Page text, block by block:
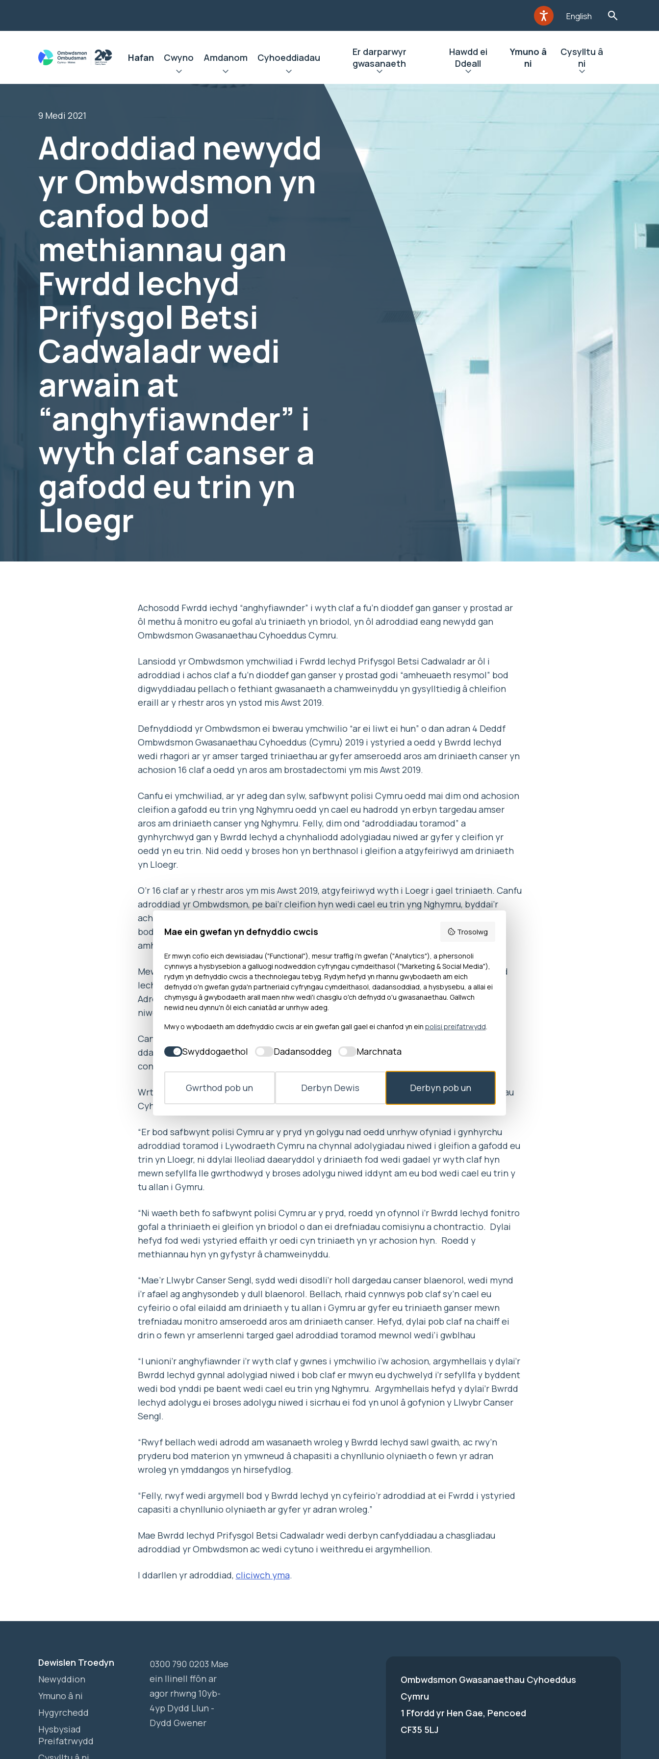
English
Hafan Cwyno Amdanom Cyhoeddiadau
Er darparwyr
gwasanaeth
Hawdd ei
Ddeall
Ymuno â
ni
Cysylltu â
ni
9 Medi 2021
Adroddiad newydd
yr Ombwdsmon yn
canfod bod
methiannau gan
Fwrdd Iechyd
Prifysgol Betsi
Cadwaladr wedi
arwain at
“anghyfiawnder” i
wyth claf canser a
gafodd eu trin yn
Lloegr
Achosodd Fwrdd iechyd “anghyfiawnder” i wyth claf a fu’n dioddef gan ganser y prostad ar
ôl methu â monitro eu gofal a’u triniaeth yn briodol, yn ôl adroddiad eang newydd gan
Ombwdsmon Gwasanaethau Cyhoeddus Cymru.
Lansiodd yr Ombwdsmon ymchwiliad i Fwrdd Iechyd Prifysgol Betsi Cadwaladr ar ôl i
adroddiad i achos claf a fu’n dioddef gan ganser y prostad godi “amheuaeth resymol” bod
digwyddiadau pellach o fethiant gwasanaeth a chamweinyddu yn gysylltiedig â chleifion
eraill ar y rhestr aros yn ystod mis Awst 2019.
Defnyddiodd yr Ombwdsmon ei bwerau ymchwilio “ar ei liwt ei hun” o dan adran 4 Deddf
Ombwdsmon Gwasanaethau Cyhoeddus (Cymru) 2019 i ystyried a oedd y Bwrdd Iechyd
wedi rhagori ar yr amser targed triniaethau ar gyfer amseroedd aros am driniaeth canser yn
achosion 16 claf a oedd yn aros am brostadectomi ym mis Awst 2019.
Canfu ei ymchwiliad, ar yr adeg dan sylw, safbwynt polisi Cymru oedd mai dim ond achosion
cleifion a gafodd eu trin yng Nghymru oedd yn cael eu hadrodd yn erbyn targedau amser
aros am driniaeth canser yng Nghymru. Felly, dim ond “adroddiadau toramod” a
gynhyrchwyd gan y Bwrdd Iechyd a chynhaliodd adolygiadau niwed ar gyfer y cleifion yr
oedd yn eu trin. Nid oedd y broses hon yn berthnasol i gleifion a atgyfeiriwyd am driniaeth
yn Lloegr.
O’r 16 claf ar y rhestr aros ym mis Awst 2019, atgyfeiriwyd wyth i Loegr i gael triniaeth. Canfu
adroddiad yr Ombwdsmon, pe bai’r cleifion hyn wedi cael eu trin yng Nghymru, byddai’r
achosion o dorri’r amserlenni targed wedi’u nodi yn achosion pob un o’r wyth claf gan eu
bod wedi aros am driniaeth yn hwy na’r targedau 62 a 31 diwrnod am achosion canser
amheuaeth frys ac amheuaeth ddifrys.
Mewn cyferbyniad, roedd achos pedwar claf ar y rhestr aros a gafodd eu trin gan y Bwrdd
Iechyd yng Nghymru wedi rhagori ar y targed amser ar gyfer aros am driniaeth canser.
Adroddwyd am yr achosion hyn o dorri’r amserlenni targed, a chwblhawyd adolygiadau
niwed ar gyfer y pedwar claf.
Canfu ymchwiliad yr Ombwdsmon fod y Bwrdd Iechyd wedi methu â monitro’r broses o
ddarparu gofal a thriniaeth i bob claf fel y dylai fod wedi gwneud o dan ei drefniadau
contractio a chomisiynu.
Wrth roi ei sylwadau ar yr adroddiad, dywedodd Nick Bennett, Ombwdsmon Gwasanaethau
Cyhoeddus Cymru:
“Er bod safbwynt polisi Cymru ar y pryd yn golygu nad oedd unrhyw ofyniad i gynhyrchu
adroddiad toramod i Lywodraeth Cymru na chynnal adolygiadau niwed i gleifion a gafodd eu
trin yn Lloegr, ni ddylai lleoliad daearyddol y driniaeth fod wedi gadael yr wyth claf hyn
mewn sefyllfa lle gwrthodwyd y broses adolygu niwed iddynt am eu bod wedi cael eu trin y
tu allan i Gymru.
“Ni waeth beth fo safbwynt polisi Cymru ar y pryd, roedd yn ofynnol i’r Bwrdd Iechyd fonitro
gofal a thriniaeth ei gleifion yn briodol o dan ei drefniadau comisiynu a chontractio. Dylai
hefyd fod wedi ystyried effaith yr oedi cyn triniaeth yn yr achosion hyn. Roedd y
methiannau hyn yn gyfystyr â chamweinyddu.
“Mae’r Llwybr Canser Sengl, sydd wedi disodli’r holl dargedau canser blaenorol, wedi mynd
i’r afael ag anghysondeb y dull blaenorol. Bellach, rhaid cynnwys pob claf sy’n cael eu
cyfeirio o ofal eilaidd am driniaeth y tu allan i Gymru ar gyfer eu triniaeth ganser mewn
trefniadau monitro amseroedd aros am driniaeth canser. Hefyd, dylai pob claf na chaiff ei
drin o fewn yr amserlenni targed gael adroddiad toramod mewnol wedi’i gwblhau
“I unioni’r anghyfiawnder i’r wyth claf y gwnes i ymchwilio i’w achosion, argymhellais y dylai’r
Bwrdd Iechyd gynnal adolygiad niwed i bob claf er mwyn eu dychwelyd i’r sefyllfa y byddent
wedi bod ynddi pe baent wedi cael eu trin yng Nghymru. Argymhellais hefyd y dylai’r Bwrdd
Iechyd adolygu ei broses adolygu niwed i sicrhau ei fod yn unol â gofynion y Llwybr Canser
Sengl.
“Rwyf bellach wedi adrodd am wasanaeth wroleg y Bwrdd Iechyd sawl gwaith, ac rwy’n
pryderu bod materion yn ymwneud â chapasiti a chynllunio olyniaeth o fewn yr adran
wroleg yn ymddangos yn hirsefydlog.
“Felly, rwyf wedi argymell bod y Bwrdd Iechyd yn cyfeirio’r adroddiad at ei Fwrdd i ystyried
capasiti a chynllunio olyniaeth ar gyfer yr adran wroleg.”
Mae Bwrdd Iechyd Prifysgol Betsi Cadwaladr wedi derbyn canfyddiadau a chasgliadau
adroddiad yr Ombwdsmon ac wedi cytuno i weithredu ei argymhellion.
I ddarllen yr adroddiad, cliciwch yma.
Dewislen Troedyn
Newyddion
Ymuno â ni
Hygyrchedd
Hysbysiad
Preifatrwydd
0300 790 0203 Mae
ein llinell ffôn ar
agor rhwng 10yb-
4yp Dydd Llun -
Dydd Gwener
Ombwdsmon Gwasanaethau Cyhoeddus
Cymru
1 Ffordd yr Hen Gae, Pencoed
CF35 5LJ
Mae ein gwefan yn defnyddio cwcis Trosolwg
Er mwyn cofio eich dewisiadau ("Functional"), mesur traffig i'n gwefan ("Analytics"), a phersonoli
cynnwys a hysbysebion a galluogi nodweddion cyfryngau cymdeithasol ("Marketing & Social Media"),
rydym yn defnyddio cwcis a thechnolegau tebyg. Rydym hefyd yn rhannu gwybodaeth am eich
defnydd o'n gwefan gyda'n partneriaid cyfryngau cymdeithasol, dadansoddiad, a hysbysebu, a allai ei
chymysgu â gwybodaeth arall maen nhw wedi'i chasglu o'ch defnydd o'u gwasanaethau. Gallwch
newid neu dynnu'n ôl eich caniatâd ar unrhyw adeg.
Mwy o wybodaeth am ddefnyddio cwcis ar ein gwefan gall gael ei chanfod yn ein polisi preifatrwydd.
Swyddogaethol Dadansoddeg Marchnata
Gwrthod pob un Derbyn Dewis Derbyn pob un